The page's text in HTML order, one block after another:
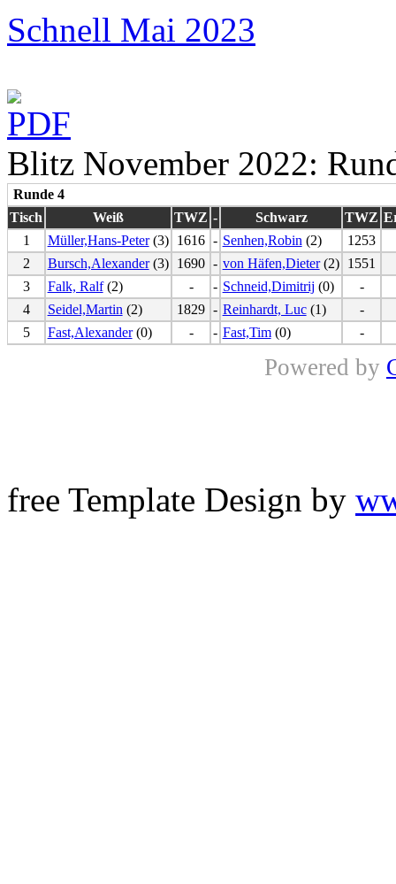
Schnell Mai 2023
Blitz November 2022:
Runde 4
Tisch
Weiß TWZ - Schwarz TWZ
1
Müller,Hans-Peter(3) 1616 - Senhen,Robin (2)
1253
2
Bursch,Alexander(3) 1690 - von Häfen,Dieter(2)
1551
3
Falk, Ralf(2) - - Schneid,Dimitrij (0)
-
4
Seidel,Martin (2) 1829 - Reinhardt, Luc(1)
-
5
Fast,Alexander(0) - - Fast,Tim(0) -
Powered by
free Template Design by